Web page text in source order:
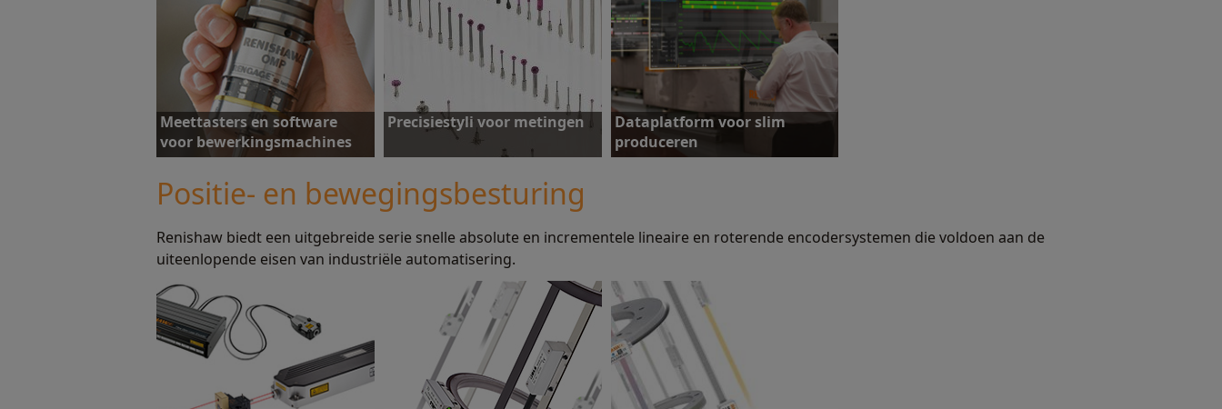
Ontdek meer Ontdek meer
Meettasters en software
voor bewerkingsmachines
Ontdek meer
Precisiestyli voor metingen
Ontdek meer
Dataplatform voor slim
produceren
Ontdek meer
Positie- en bewegingsbesturing
Renishaw biedt een uitgebreide serie snelle absolute en incrementele lineaire en roterende encodersystemen die voldoen aan de
uiteenlopende eisen van industriële automatisering.